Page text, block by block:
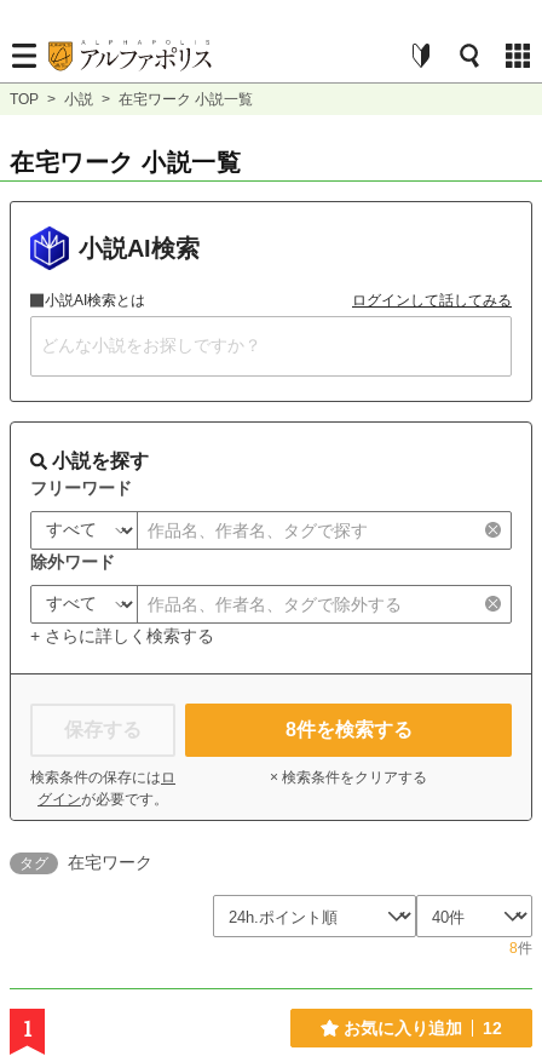
TOP > 小説 > 在宅ワーク 小説一覧
在宅ワーク 小説一覧
小説AI検索
小説AI検索とは ログインして話してみる
小説を探す
フリーワード
除外ワード
+ さらに詳しく検索する
保存する
検索条件の保存には ロ
グインが必要です。
8件を検索する
× 検索条件をクリアする
タグ 在宅ワーク
8件
1 お気に入り追加 12